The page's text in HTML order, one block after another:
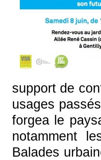
support de
usages
forgea le
notamment
Balades